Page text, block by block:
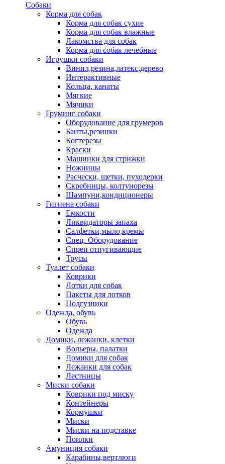
Собаки
Корма для собак
Корма для собак сухие
Корма для собак влажные
Лакомства для собак
Корма для собак лечебные
Игрушки собаки
Винил,резина,латекс,дерево
Интерактивные
Кольца, канаты
Мягкие
Мячики
Груминг собаки
Оборудование для грумеров
Банты,резинки
Когтерезы
Краски
Машинки для стрижки
Ножницы
Расчески, щетки, пуходерки
Скребницы, колтунорезы
Шампуни,кондиционеры
Гигиена собаки
Емкости
Ликвидаторы запаха
Салфетки,мыло,кремы
Спец. Оборудование
Спреи отпугивающие
Трусы
Туалет собаки
Коврики
Лотки для собак
Пакеты для лотков
Подгузники
Одежда, обувь
Обувь
Одежда
Домики, лежанки, клетки
Вольеры, палатки
Домики для собак
Лежанки для собак
Лестницы
Миски собаки
Коврики под миску
Контейнеры
Кормушки
Миски
Миски на подставке
Поилки
Амуниция собаки
Карабины,вертлюги